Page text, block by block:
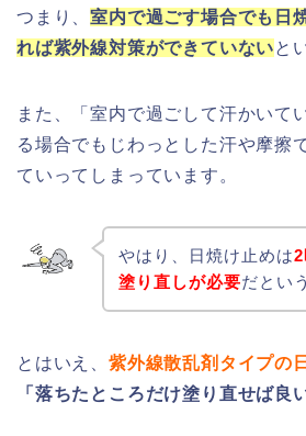
つまり、室内で過ごす場合でも日
れば紫外線対策ができていないと
また、「室内で過ごして汗かいて
る場合でもじわっとした汗や摩擦
ていってしまっています。
やはり、日焼け止めは
塗り直しが必要だとい
とはいえ、 紫外線散乱剤タイプの
「落ちたところだけ塗り直せば良